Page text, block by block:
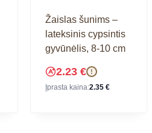
Žaislas šunims –
lateksinis cypsintis
gyvūnėlis, 8-10 cm
2.23 € !
Įprasta kaina:2.35 €